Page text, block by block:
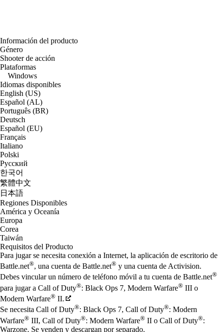
Información del producto
Género
Shooter de acción
Plataformas
Windows
Idiomas disponibles
English (US)
Español (AL)
Português (BR)
Deutsch
Español (EU)
Français
Italiano
Polski
Русский
한국어
繁體中文
日本語
Regiones Disponibles
América y Oceanía
Europa
Corea
Taiwán
Requisitos del Producto
Para jugar se necesita conexión a Internet, la aplicación de escritorio de
Battle.net®, una cuenta de Battle.net® y una cuenta de Activision.
Debes vincular un número de teléfono móvil a tu cuenta de Battle.net®
para jugar a Call of Duty®: Black Ops 7, Modern Warfare® III o
Modern Warfare® II.
Se necesita Call of Duty®: Black Ops 7, Call of Duty®: Modern
Warfare® III, Call of Duty®: Modern Warfare® II o Call of Duty®:
Warzone. Se venden y descargan por separado.